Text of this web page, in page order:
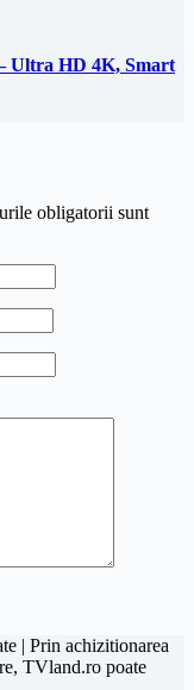
Ultra HD 4K, Smart
obligatorii sunt
| Prin achizitionarea
TVland.ro poate